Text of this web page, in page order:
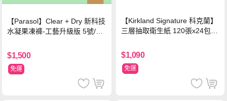
【Parasol】Clear + Dry 新科技
水凝果凍褲-工藝升級版 5號/XL
$1,500
免運
【Kirkland Signature 科克蘭】
三層抽取衛生紙 120張x24包x2
$1,090
免運